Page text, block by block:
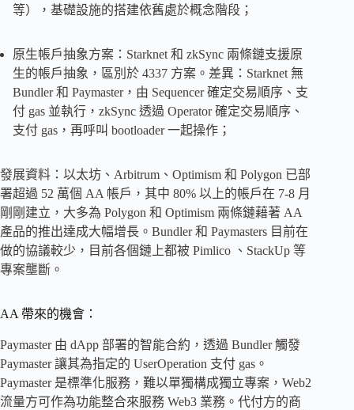
等），基礎設施的搭建依舊處於概念階段；
原生帳戶抽象方案：Starknet 和 zkSync 兩條鏈支援原
生的帳戶抽象，區別於 4337 方案。差異：Starknet 無
Bundler 和 Paymaster，由 Sequencer 確定交易順序、支
付 gas 並執行，zkSync 透過 Operator 確定交易順序、
支付 gas，再呼叫 bootloader 一起操作；
發展資料：以太坊、Arbitrum、Optimism 和 Polygon 已部
署超過 52 萬個 AA 帳戶，其中 80% 以上的帳戶在 7-8 月
剛剛建立，大多為 Polygon 和 Optimism 兩條鏈藉著 AA
產品的推出達成大幅增長。Bundler 和 Paymasters 目前在
做的協議較少，目前各個鏈上都被 Pimlico 、StackUp 等
專案壟斷。
AA 帶來的機會：
Paymaster 由 dApp 部署的智能合約，透過 Bundler 觸發
Paymaster 讓其為指定的 UserOperation 支付 gas。
Paymaster 是標準化服務，難以單獨構成獨立專案，Web2
流量方可作為功能整合來服務 Web3 業務。代付方的商